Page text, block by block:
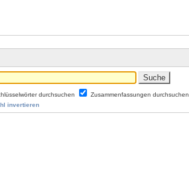
durchsuchen Zusammenfassungen durchsuchen
invertieren